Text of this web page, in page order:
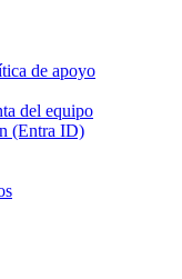
de apoyo
del equipo
(Entra ID)